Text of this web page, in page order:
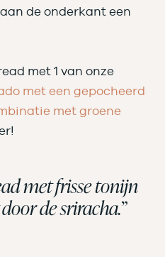
de onderkant een
met 1 van onze
met een gepocheerd
met groene
met frisse tonijn
de sriracha.”